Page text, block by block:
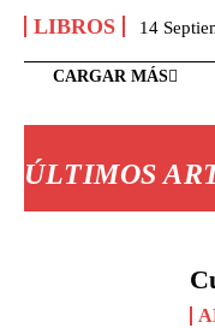
LIBROS 14
CARGAR MÁS
ÚLTIMOS